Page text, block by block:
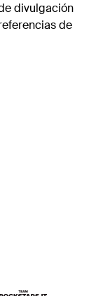
divulgación
de